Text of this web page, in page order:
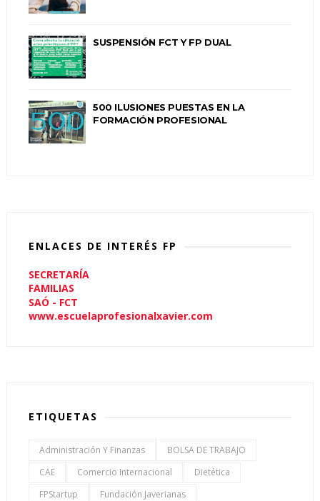
SUSPENSIÓN FCT Y FP DUAL
500 ILUSIONES PUESTAS EN LA
FORMACIÓN PROFESIONAL
ENLACES DE INTERÉS FP
SECRETARÍA
FAMILIAS
SAÓ - FCT
www.escuelaprofesionalxavier.com
ETIQUETAS
Administración Y Finanzas
BOLSA DE TRABAJO
CAE
Comercio Internacional
Dietética
FPStartup
Fundación Javerianas